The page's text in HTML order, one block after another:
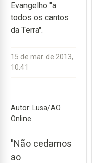
Evangelho "a
todos os cantos
da Terra".
15 de mar. de 2013,
10:41
Autor: Lusa/AO
Online
"Não cedamos
ao